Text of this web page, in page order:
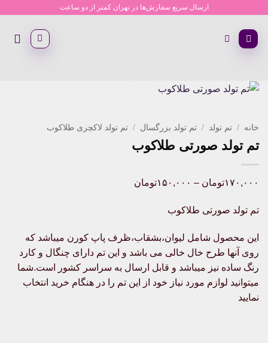
content
ارسال سریع سفارش‌ها در تهران کمتر از دو ساعت
خانه / تم تولد / تم تولد بزرگسال / تم تولد لاکچری طلاکوب
تم تولد صورتی طلاکوب
۱۷۰,۰۰۰تومان – ۱۵۰,۰۰۰تومان
۱۷۰,۰۰۰تومان
تم تولد صورتی طلاکوب
این محصول شامل لیوان،بشقاب،ظرف پاپ کورن میباشد که
روی آنها طرح خال خالی می باشد و این تم دارای چنگال و کارد
رنگ ساده نیز میباشد و قابل ارسال به سراسر کشور است.شما
میتوانید لوازم مورد نیاز خود از این تم را در هنگام خرید انتخاب
نمایید